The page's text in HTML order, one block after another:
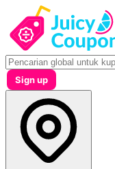
Sign up